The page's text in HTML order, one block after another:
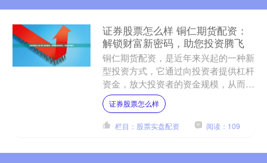
证券股票怎么样 铜仁期货配资：
解锁财富新密码，助您投资腾飞
铜仁期货配资，是近年来兴起的一种新
型投资方式，它通过向投资者提供杠杆
资金，放大投资者的资金规模，从而提
升投资收益。对于资金有限的投资者来
说，期货配资无疑是一把开....
证券股票怎么样
栏目：股票实盘配资 阅读：109